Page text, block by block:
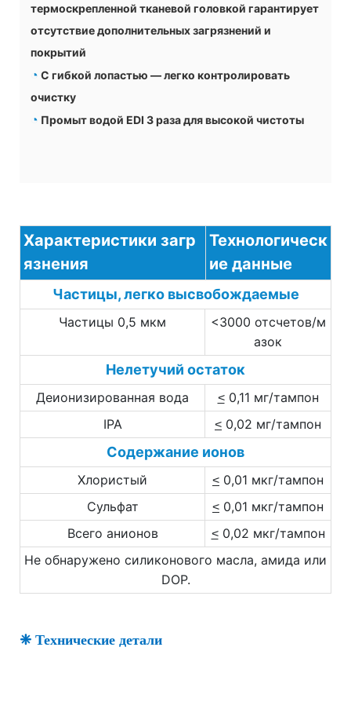
термоскрепленной тканевой головкой гарантирует
отсутствие дополнительных загрязнений и
покрытий
◔ С гибкой лопастью — легко контролировать
очистку
◔ Промыт водой EDI 3 раза для высокой чистоты
Характеристики загр
язнения
Технологическ
ие данные
Частицы, легко высвобождаемые
Частицы 0,5 мкм
<3000 отсчетов/м
азок
Нелетучий остаток
Деионизированная вода <0,11 мг/тампон
IPA
< 0,02 мг/тампон
Содержание ионов
Хлористый < 0,01 мкг/тампон
Сульфат
< 0,01 мкг/тампон
Всего анионов
<0,02 мкг/тампон
Не обнаружено силиконового масла, амида или
DOP.
❈ Технические детали